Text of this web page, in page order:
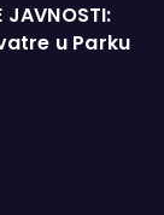
JAVNOSTI:
u Parku